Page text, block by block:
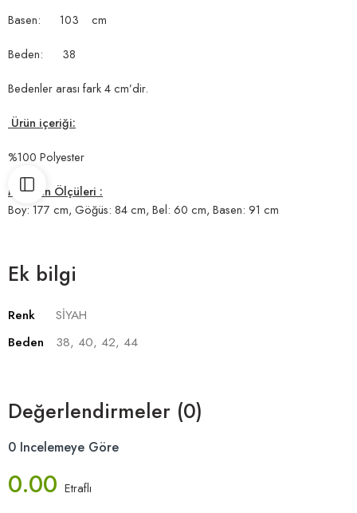
Basen: 103 cm
Beden: 38
Bedenler arası fark 4 cm’dir.
Ürün içeriği:
%100 Polyester
Modelin Ölçüleri :
Boy: 177 cm, Göğüs: 84 cm, Bel: 60 cm, Basen: 91 cm
Ek bilgi
Renk
SİYAH
Beden
38, 40, 42, 44
Değerlendirmeler (0)
0 Incelemeye Göre
0.00 Etraflı